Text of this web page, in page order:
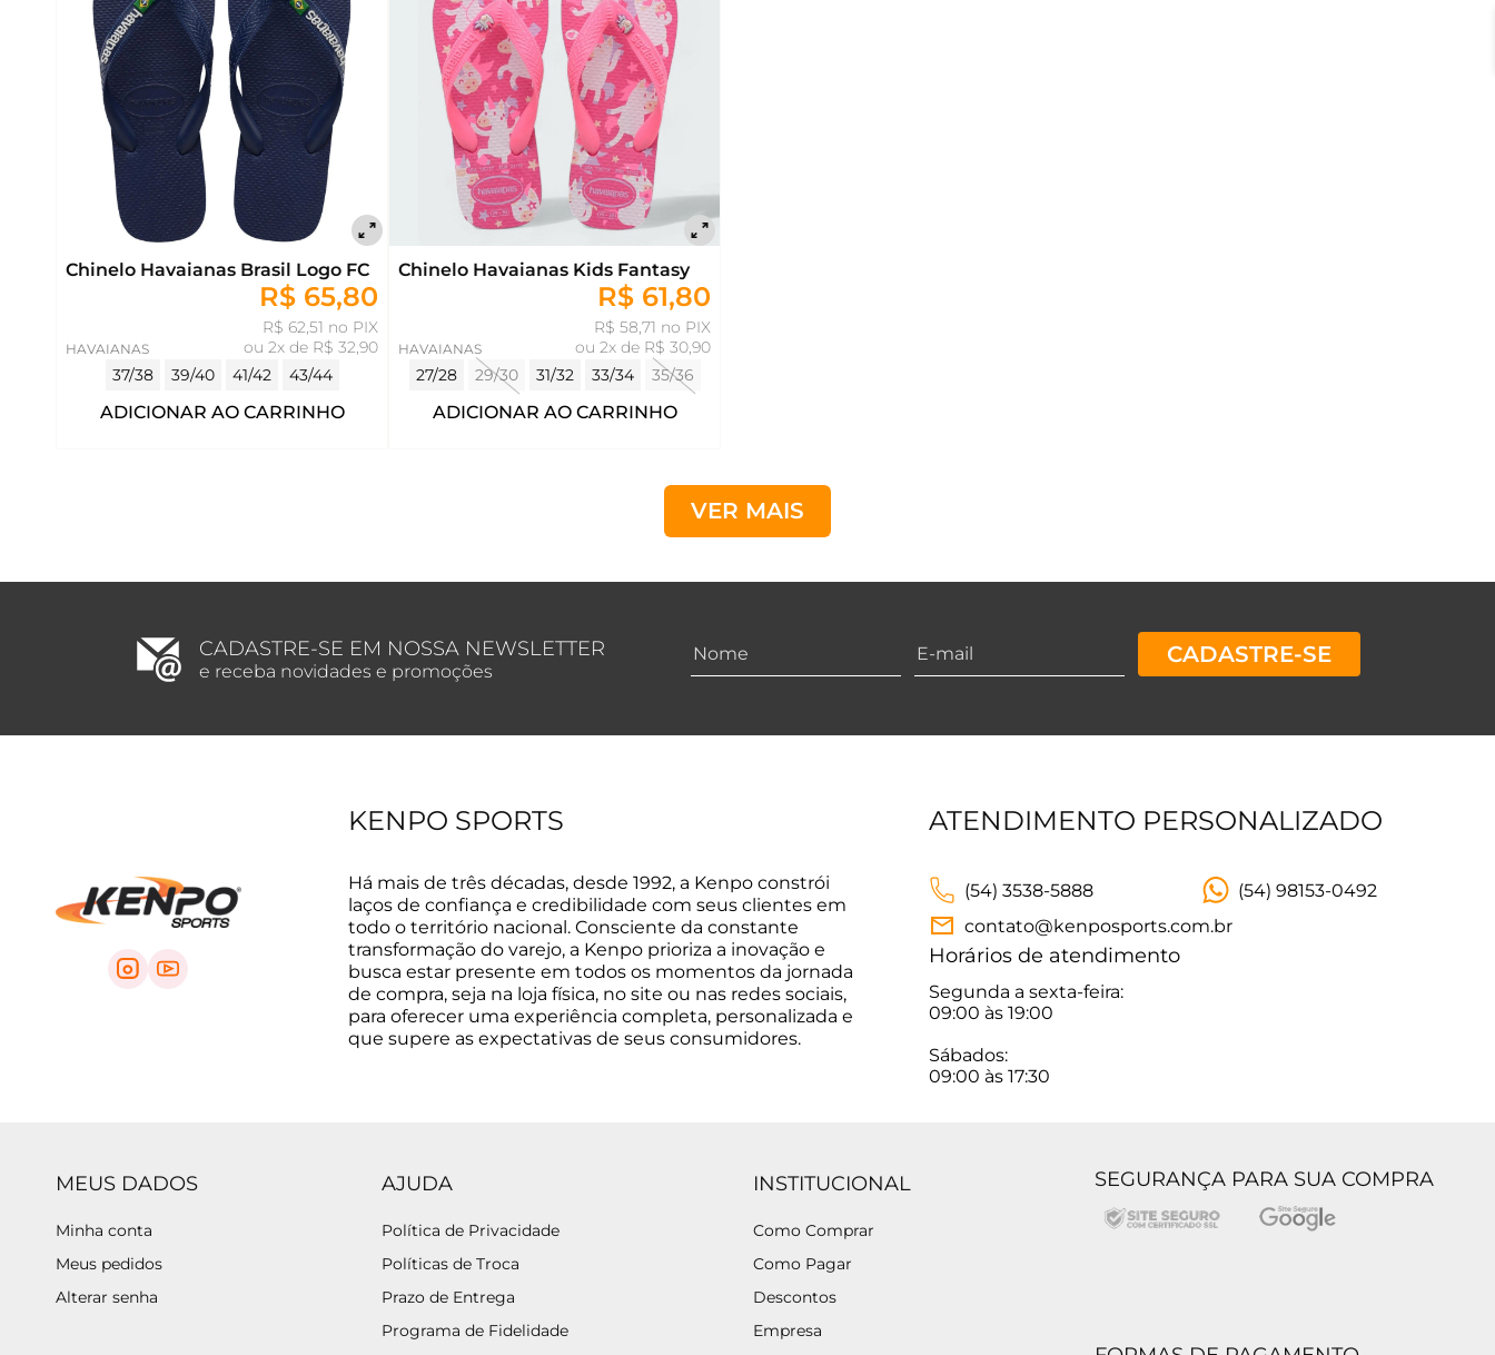
Chinelo Havaianas Brasil Logo FC
R$ 65,80
R$ 62,51 no PIX
ou 2x de R$ 32,90
HAVAIANAS
37/38 39/40 41/42 43/44
ADICIONAR AO CARRINHO
Chinelo Havaianas Kids Fantasy
R$ 61,80
R$ 58,71 no PIX
ou 2x de R$ 30,90
HAVAIANAS
27/28 29/30 31/32 33/34 35/36
ADICIONAR AO CARRINHO
VER MAIS
CADASTRE-SE EM NOSSA NEWSLETTER
e receba novidades e promoções
CADASTRE-SE
KENPO SPORTS
Há mais de três décadas, desde 1992, a Kenpo constrói
laços de confiança e credibilidade com seus clientes em
todo o território nacional. Consciente da constante
transformação do varejo, a Kenpo prioriza a inovação e
busca estar presente em todos os momentos da jornada
de compra, seja na loja física, no site ou nas redes sociais,
para oferecer uma experiência completa, personalizada e
que supere as expectativas de seus consumidores.
ATENDIMENTO PERSONALIZADO
(54) 3538-5888
(54) 98153-0492
contato@kenposports.com.br
Horários de atendimento
Segunda a sexta-feira:
09:00 às 19:00
Sábados:
09:00 às 17:30
MEUS DADOS
Minha conta
Meus pedidos
Alterar senha
AJUDA
Política de Privacidade
Políticas de Troca
Prazo de Entrega
Programa de Fidelidade
INSTITUCIONAL
Como Comprar
Como Pagar
Descontos
Empresa
SEGURANÇA PARA SUA COMPRA